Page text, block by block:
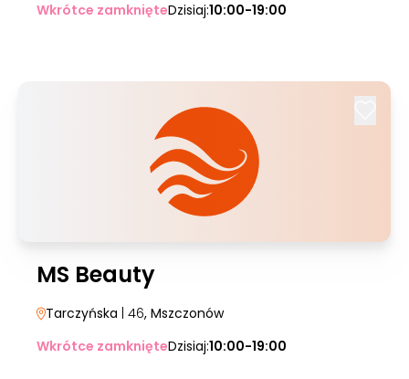
Wkrótce zamknięteDzisiaj:10:00-19:00
MS Beauty
Tarczyńska | 46, Mszczonów
Wkrótce zamknięteDzisiaj:10:00-19:00